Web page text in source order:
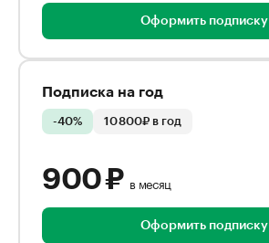
Оформить подписку
Подписка на год
-40% 10 800₽ в год
900 ₽ в месяц
Оформить подписку